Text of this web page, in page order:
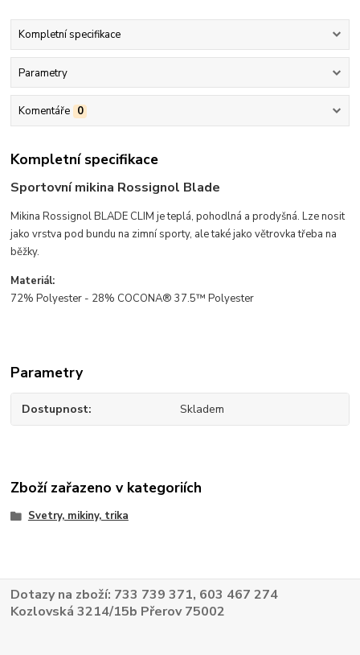
Kompletní specifikace
Parametry
Komentáře 0
Kompletní specifikace
Sportovní mikina Rossignol Blade
Mikina Rossignol BLADE CLIM je teplá, pohodlná a prodyšná. Lze nosit
jako vrstva pod bundu na zimní sporty, ale také jako větrovka třeba na
běžky.
Materiál:
72% Polyester - 28% COCONA® 37.5™ Polyester
Parametry
Dostupnost Skladem
Zboží zařazeno v kategoriích
Svetry, mikiny, trika
Dotazy na zboží: 733 739 371, 603 467 274
Kozlovská 3214/15b Přerov 75002